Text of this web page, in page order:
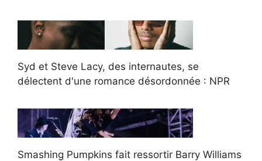
Syd et Steve Lacy, des internautes, se
délectent d'une romance désordonnée : NPR
Smashing Pumpkins fait ressortir Barry Williams